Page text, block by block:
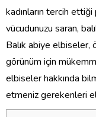
kadınların tercih
vücudunuzu saran,
Balık abiye elbiseler,
görünüm için
elbiseler hakkında
etmeniz gerekenleri